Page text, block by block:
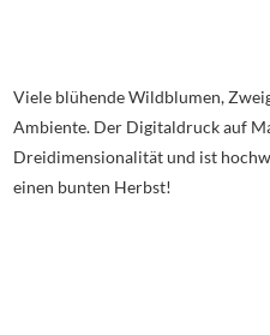
Viele blühende Wildblumen,
Ambiente. Der Digitaldruck auf
Dreidimensionalität und ist
einen bunten Herbst!